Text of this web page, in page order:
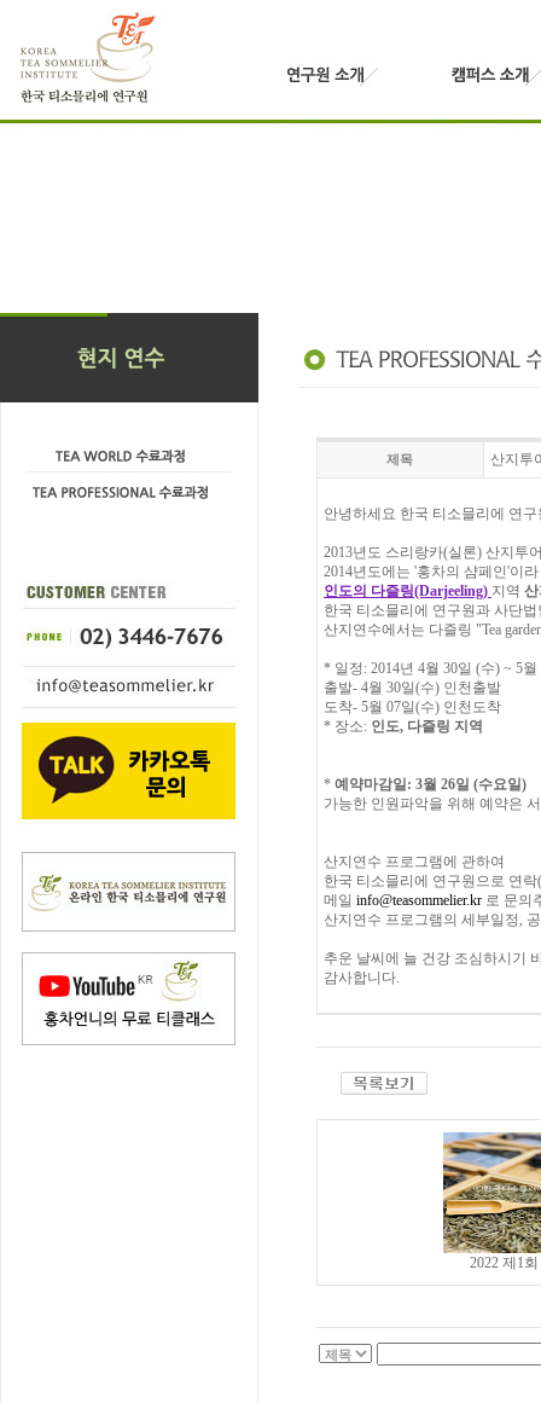
제목 산지투
안녕하세요 한국 티소믈리에 연
2013년도 스리랑카(실론) 산지투
2014년도에는 '홍차의 샴페인'이
인도의 다즐링(Darjeeling) 지역
한국 티소믈리에 연구원과 사단
산지연수에서는 다즐링 "Tea
* 일정: 2014년 4월 30일 (수) ~ 5
출발- 4월 30일(수) 인천출발
도착- 5월 07일(수) 인천도착
* 장소: 인도, 다즐링 지역
* 예약마감일: 3월 26일 (수요일)
가능한 인원파악을 위해 예약은
산지연수 프로그램에 관하여
한국 티소믈리에 연구원으로 연락
메일 info@teasommelier.kr 로 문의
산지연수 프로그램의 세부일정,
추운 날씨에 늘 건강 조심하시기
감사합니다.
2022 제1